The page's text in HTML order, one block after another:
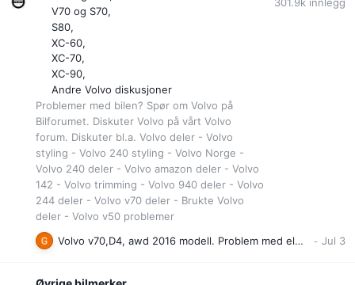
V70 og S70
S80
XC-60
XC-70
XC-90
Andre Volvo diskusjoner
Problemer med bilen? Spør om Volvo på
Bilforumet. Diskuter Volvo på vårt Volvo
forum. Diskuter bl.a. Volvo deler - Volvo
styling - Volvo 240 styling - Volvo Norge -
Volvo 240 deler - Volvo amazon deler - Volvo
142 - Volvo trimming - Volvo 940 deler - Volvo
244 deler - Volvo v70 deler - Brukte Volvo
deler - Volvo v50 problemer
301.9k innlegg
Volvo v70,D4, awd 2016 modell. Problem med elektrisk sete på v.side